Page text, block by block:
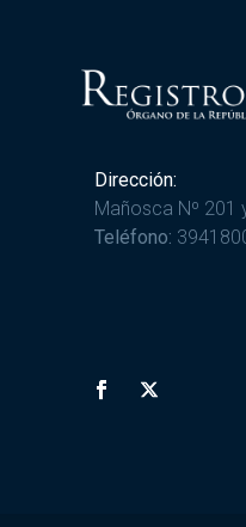
Dirección:
Mañosca Nº 201
Teléfono: